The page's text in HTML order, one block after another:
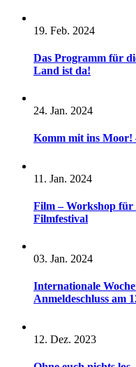
19. Feb. 2024
Das Programm für
Land ist da!
24. Jan. 2024
Komm mit ins Moor!
11. Jan. 2024
Film – Workshop für
Filmfestival
03. Jan. 2024
Internationale
Anmeldeschluss am
12. Dez. 2023